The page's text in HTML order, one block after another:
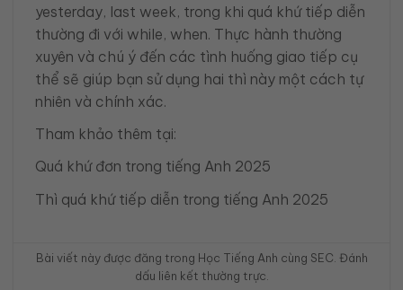
yesterday, last week, trong khi quá khứ tiếp diễn
thường đi với while, when. Thực hành thường
xuyên và chú ý đến các tình huống giao tiếp cụ
thể sẽ giúp bạn sử dụng hai thì này một cách tự
nhiên và chính xác.
Tham khảo thêm tại:
Quá khứ đơn trong tiếng Anh 2025
Thì quá khứ tiếp diễn trong tiếng Anh 2025
Bài viết này được đăng trong Học Tiếng Anh cùng SEC. Đánh
dấu liên kết thường trực.